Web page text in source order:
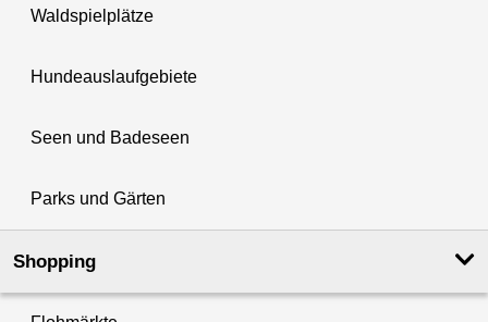
Waldspielplätze
Hundeauslaufgebiete
Seen und Badeseen
Parks und Gärten
Shopping